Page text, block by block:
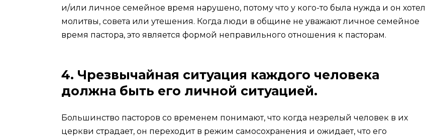
и/или личное семейное время нарушено, потому что у кого-то была нужда и он хотел
молитвы, совета или утешения. Когда люди в общине не уважают личное семейное
время пастора, это является формой неправильного отношения к пасторам.
4. Чрезвычайная ситуация каждого человека
должна быть его личной ситуацией.
Большинство пасторов со временем понимают, что когда незрелый человек в их
церкви страдает, он переходит в режим самосохранения и ожидает, что его